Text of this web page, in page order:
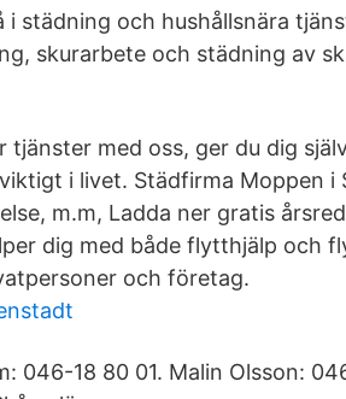
i städning och hushållsnära
skurarbete och städning av
tjänster med oss, ger du dig
i livet. Städfirma Moppen i
m.m, Ladda ner gratis
dig med både flytthjälp
och företag.
046-18 80 01. Malin Olsson: